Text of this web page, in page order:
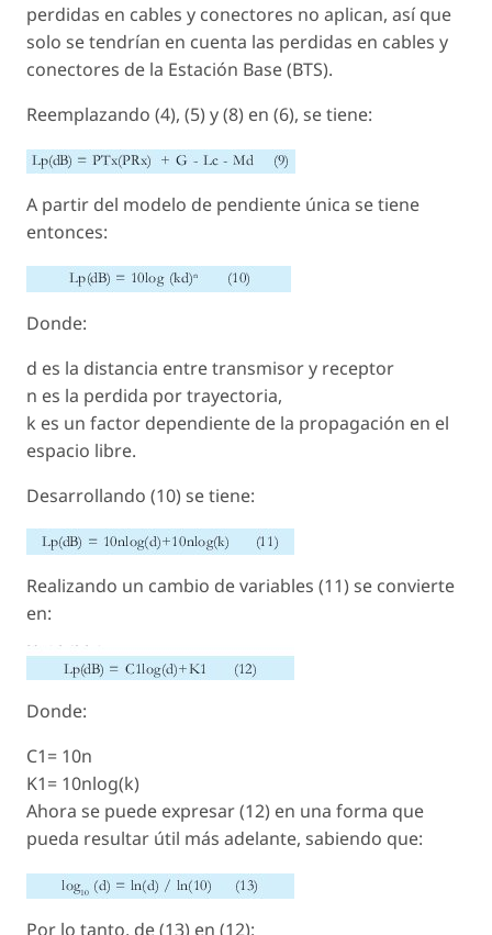
perdidas en cables y conectores no aplican, así que
solo se tendrían en cuenta las perdidas en cables y
conectores de la Estación Base (BTS).
Reemplazando (4), (5) y (8) en (6), se tiene:
A partir del modelo de pendiente única se tiene
entonces:
Donde:
d es la distancia entre transmisor y receptor
n es la perdida por trayectoria,
k es un factor dependiente de la propagación en el
espacio libre.
Desarrollando (10) se tiene:
Realizando un cambio de variables (11) se convierte
en:
Donde:
C1= 10n
K1= 10nlog(k)
Ahora se puede expresar (12) en una forma que
pueda resultar útil más adelante, sabiendo que:
Por lo tanto, de (13) en (12):